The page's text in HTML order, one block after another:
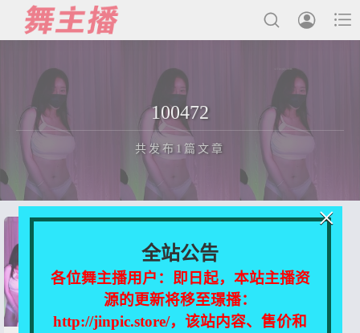



最新发布
国内主播
主播合集
用户中心
会员登陆
100472
共发布1篇文章
正在为您加载新内容
全站公告
各位舞主播用户：即日起，本站主播资
源的更新将移至璟播：
http://jinpic.store/，该站内容、售价和
×